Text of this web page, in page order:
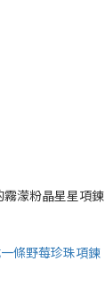
濛粉晶星星項鍊